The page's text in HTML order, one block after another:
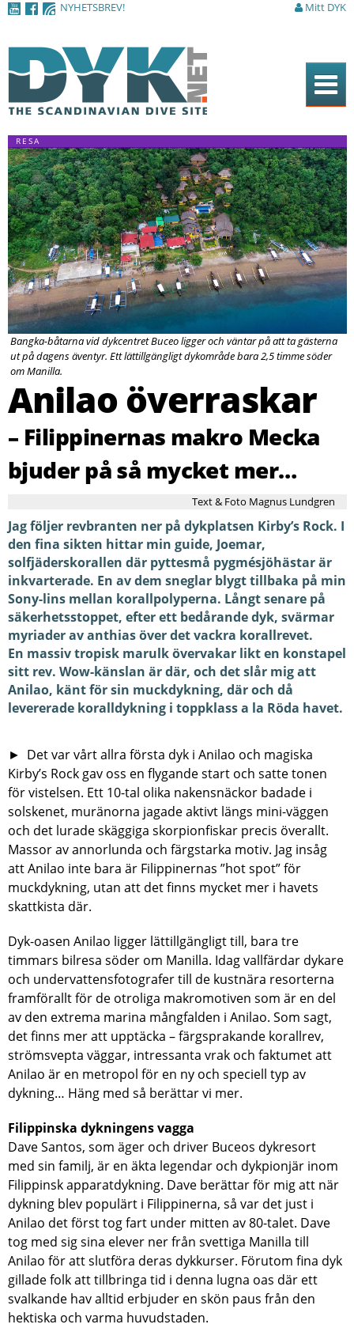
NYHETSBREV! Mitt DYK
Hem
Tidningen
Nyheter
Artiklar
DYK Guiden
Shop
Kontakt
Sök
RESA
Bangka-båtarna vid dykcentret Buceo ligger och väntar på att ta gästerna
ut på dagens äventyr. Ett lättillgängligt dykområde bara 2,5 timme söder
om Manilla.
Anilao överraskar
– Filippinernas makro Mecka
bjuder på så mycket mer…
Text & Foto Magnus Lundgren
Jag följer revbranten ner på dykplatsen Kirby’s Rock. I
den fina sikten hittar min guide, Joemar,
solfjäderskorallen där pyttesmå pygmésjöhästar är
inkvarterade. En av dem sneglar blygt tillbaka på min
Sony-lins mellan korallpolyperna. Långt senare på
säkerhetsstoppet, efter ett bedårande dyk, svärmar
myriader av anthias över det vackra korallrevet.
En massiv tropisk marulk övervakar likt en konstapel
sitt rev. Wow-känslan är där, och det slår mig att
Anilao, känt för sin muckdykning, där och då
levererade koralldykning i toppklass a la Röda havet.
► Det var vårt allra första dyk i Anilao och magiska
Kirby’s Rock gav oss en flygande start och satte tonen
för vistelsen. Ett 10-tal olika nakensnäckor badade i
solskenet, muränorna jagade aktivt längs mini-väggen
och det lurade skäggiga skorpionfiskar precis överallt.
Massor av annorlunda och färgstarka motiv. Jag insåg
att Anilao inte bara är Filippinernas ”hot spot” för
muckdykning, utan att det finns mycket mer i havets
skattkista där.
Dyk-oasen Anilao ligger lättillgängligt till, bara tre
timmars bilresa söder om Manilla. Idag vallfärdar dykare
och undervattensfotografer till de kustnära resorterna
framförallt för de otroliga makromotiven som är en del
av den extrema marina mångfalden i Anilao. Som sagt,
det finns mer att upptäcka – färgsprakande korallrev,
strömsvepta väggar, intressanta vrak och faktumet att
Anilao är en metropol för en ny och speciell typ av
dykning… Häng med så berättar vi mer.
Filippinska dykningens vagga
Dave Santos, som äger och driver Buceos dykresort
med sin familj, är en äkta legendar och dykpionjär inom
Filippinsk apparatdykning. Dave berättar för mig att när
dykning blev populärt i Filippinerna, så var det just i
Anilao det först tog fart under mitten av 80-talet. Dave
tog med sig sina elever ner från svettiga Manilla till
Anilao för att slutföra deras dykkurser. Förutom fina dyk
gillade folk att tillbringa tid i denna lugna oas där ett
svalkande hav alltid erbjuder en skön paus från den
hektiska och varma huvudstaden.